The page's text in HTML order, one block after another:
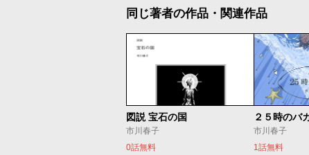
同じ著者の作品・関連作品
図説 宝石の国
市川春子
0話無料
市川春子
1話無料